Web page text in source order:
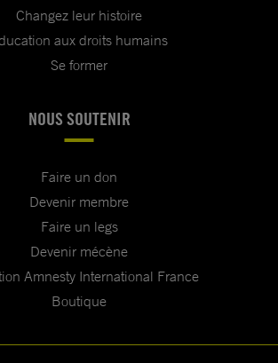
Changez leur histoire
aux droits humains
Se former
NOUS SOUTENIR
Faire un don
Devenir membre
Faire un legs
Devenir mécène
Amnesty International France
Boutique